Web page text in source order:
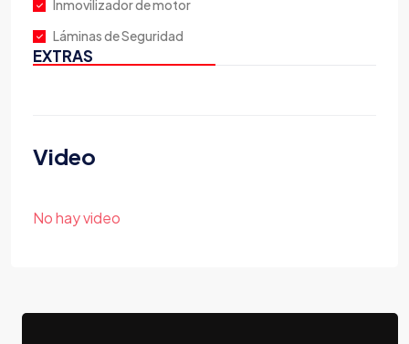
Inmovilizador de motor
Láminas de Seguridad
EXTRAS
Video
No hay video